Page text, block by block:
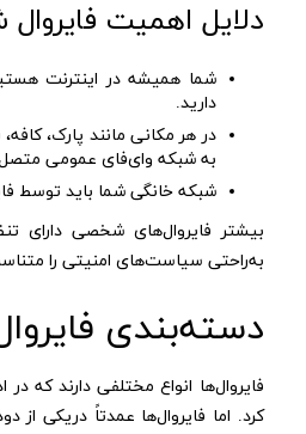
دلایل اهمیت
شما همیشه در اینترنت
دارید.
در هر مکانی مانند پارک،
به شبکه وای‌فای عمومی
شبکه خانگی شما باید توسط
بیشتر فایروال‌های شخصی دارای
به‌راحتی سیاست‌های امنیتی را
دسته‌بندی
فایروال‌ها انواع مختلفی دارند که در
کرد. اما فایروال‌ها عمدتاً دریکی از